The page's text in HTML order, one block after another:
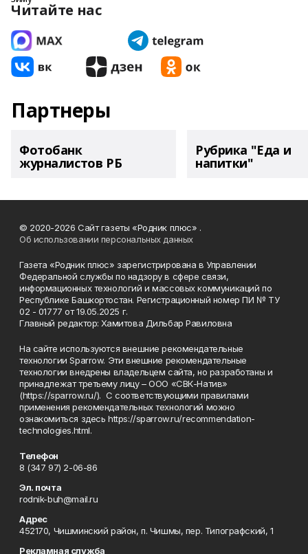
Читайте нас
Партнеры
Фотобанк
журналистов РБ
Рубрика "Еда и
напитки"
© 2020-2026 Сайт газеты «Родник плюс» .
Об использовании персональных данных
Газета «Родник плюс» зарегистрирована в Управлении
Федеральной службы по надзору в сфере связи,
информационных технологий и массовых коммуникаций по
Республике Башкортостан. Регистрационный номер ПИ № ТУ
02 - 01777 от 19.05.2025 г.
Главный редактор: Хамитова Дильбар Равиловна
На сайте используются внешние рекомендательные
технологии Sparrow. Эти внешние рекомендательные
технологии внедрены владельцем сайта, но разработаны и
принадлежат третьему лицу – ООО «СВК-Натив»
(https://sparrow.ru/). С соответствующими правилами
применения рекомендательных технологий можно
ознакомиться здесь https://sparrow.ru/recommendation-
technologies.html.
Телефон
8 (347 97) 2-06-86
Эл. почта
rodnik-buh@mail.ru
Адрес
452170, Чишминский район, п. Чишмы, пер. Типографский, 1
Рекламная служба